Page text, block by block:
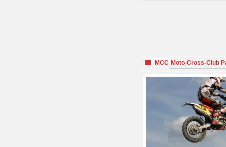
MCC Moto-Cross-Club